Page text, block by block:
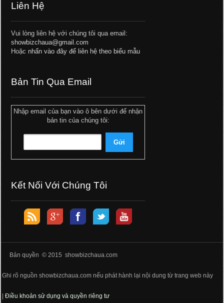
Liên Hệ
Vui lòng liên hệ với chúng tôi qua email:
showbizchaua@gmail.com
Hoặc nhấn vào đây để liên hệ theo biểu mẫu
Bản Tin Qua Email
Nhập email của bạn vào ô bên dưới để nhận
bản tin của chúng tôi:
Kết Nối Với Chúng Tôi
Bản quyền © 2015 showbizchaua.com
Ghi rõ nguồn showbizchaua.com nếu phát hành lại nội dung từ trang web này
|Điều khoản sử dụng và quyền riêng tư